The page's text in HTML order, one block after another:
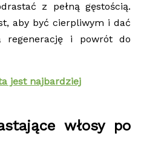
z pełną gęstością.
aby być cierpliwym i dać
regenerację i powrót do
jest najbardziej
włosy po